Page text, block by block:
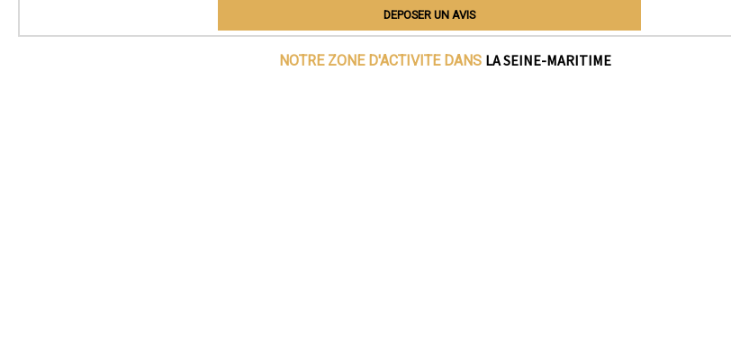
DEPOSER UN AVIS
NOTRE ZONE D'ACTIVITE DANS LA SEINE-MARITIME